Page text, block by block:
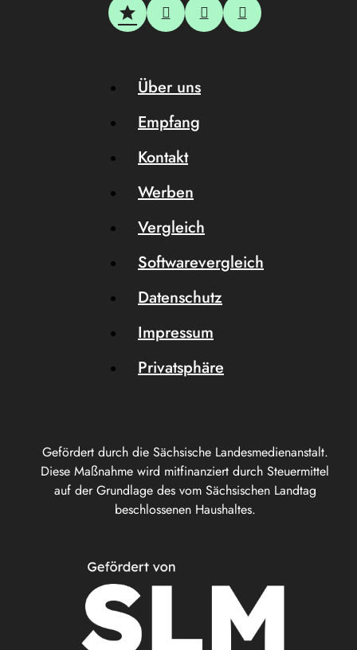
Gefördert durch die Sächsische Landesmedienanstalt.
Diese Maßnahme wird mitfinanziert durch Steuermittel
auf der Grundlage des vom Sächsischen Landtag
beschlossenen Haushaltes.
Über uns
Empfang
Kontakt
Werben
Vergleich
Softwarevergleich
Datenschutz
Impressum
Privatsphäre